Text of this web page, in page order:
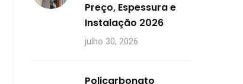
Preço, Espessura e
Instalação 2026
julho 30, 2026
Policarbonato